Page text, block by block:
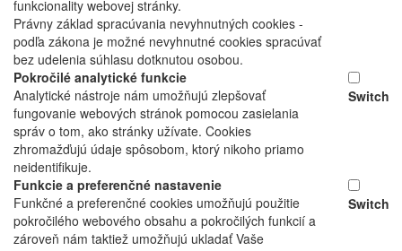
funkcionality webovej stránky.
Právny základ spracúvania nevyhnutných cookies -
podľa zákona je možné nevyhnutné cookies spracúvať
bez udelenia súhlasu dotknutou osobou.
Pokročilé analytické funkcie
Analytické nástroje nám umožňujú zlepšovať
fungovanie webových stránok pomocou zasielania
správ o tom, ako stránky užívate. Cookies
zhromažďujú údaje spôsobom, ktorý nikoho priamo
neidentifikuje.
Switch
Funkcie a preferenčné nastavenie
Funkčné a preferenčné cookies umožňujú použitie
pokročilého webového obsahu a pokročilých funkcií a
zároveň nám taktiež umožňujú ukladať Vaše
Switch